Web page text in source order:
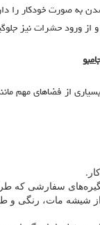
به صورت خودکار را
و از ورود حشرات نیز
از فضاهای مهم
سفارشی که
از شیشه مات، رنگی و